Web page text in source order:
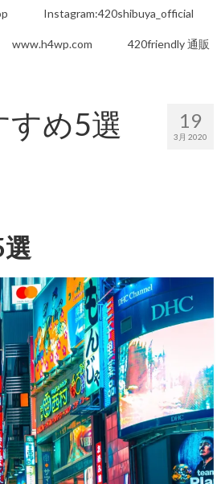
Instagram:420shibuya_official
www.h4wp.com 420friendly 通販
19
3月 2020
すめ5選